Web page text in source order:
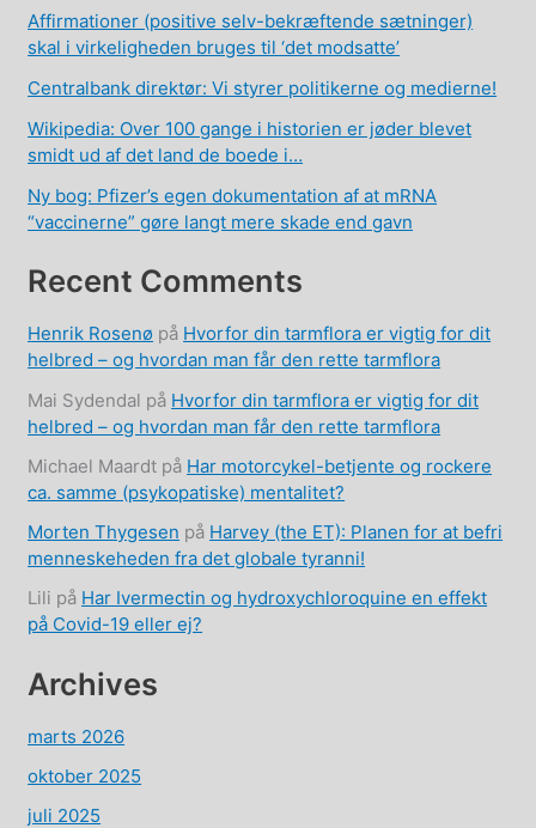
Affirmationer (positive selv-bekræftende sætninger)
skal i virkeligheden bruges til ‘det modsatte’
Centralbank direktør: Vi styrer politikerne og medierne!
Wikipedia: Over 100 gange i historien er jøder blevet
smidt ud af det land de boede i…
Ny bog: Pfizer’s egen dokumentation af at mRNA
“vaccinerne” gøre langt mere skade end gavn
Recent Comments
Henrik Rosenø på Hvorfor din tarmflora er vigtig for dit
helbred – og hvordan man får den rette tarmflora
Mai Sydendal på Hvorfor din tarmflora er vigtig for dit
helbred – og hvordan man får den rette tarmflora
Michael Maardt på Har motorcykel-betjente og rockere
ca. samme (psykopatiske) mentalitet?
Morten Thygesen på Harvey (the ET): Planen for at befri
menneskeheden fra det globale tyranni!
Lili på Har Ivermectin og hydroxychloroquine en effekt
på Covid-19 eller ej?
Archives
marts 2026
oktober 2025
juli 2025